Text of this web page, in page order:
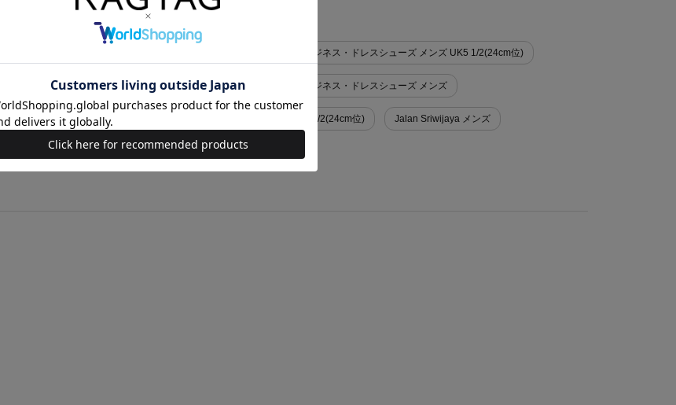
Jalan Sriwijaya シューズ>ビジネス・ドレスシューズ メンズ UK5 1/2(24cm位)
Jalan Sriwijaya シューズ>ビジネス・ドレスシューズ メンズ
Jalan Sriwijaya メンズ UK5 1/2(24cm位) Jalan Sriwijaya メンズ